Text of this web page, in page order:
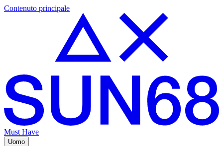
Contenuto principale
Must Have
Uomo